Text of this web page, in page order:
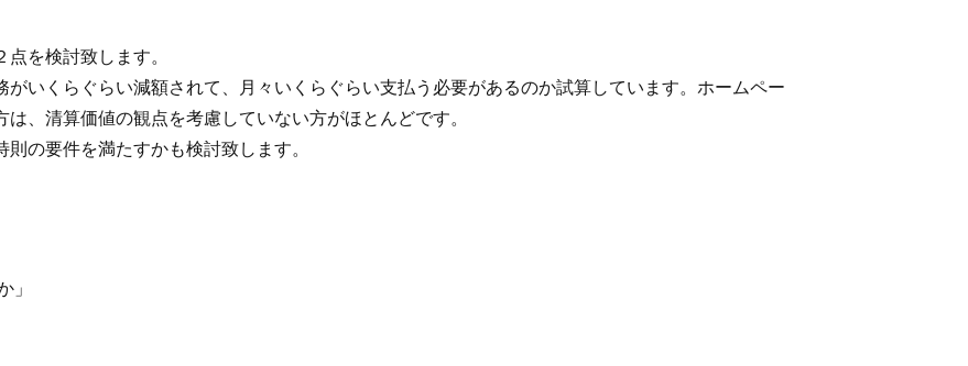
を検討致します。
いくらぐらい減額されて、月々いくらぐらい支払う必要があるのか試算しています。ホームペー
、清算価値の観点を考慮していない方がほとんどです。
の要件を満たすかも検討致します。
」